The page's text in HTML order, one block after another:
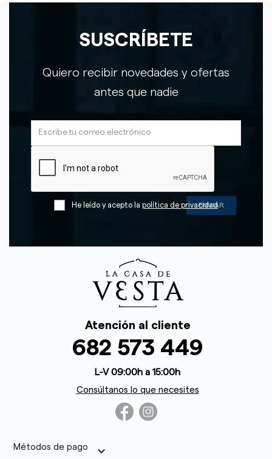
SUSCRÍBETE
Quiero recibir novedades y ofertas
antes que nadie
He leído y acepto la política de privacidad
Atención al cliente
682 573 449
L-V 09:00h a 15:00h
Consúltanos lo que necesites
Métodos de pago keyboard_arrow_down